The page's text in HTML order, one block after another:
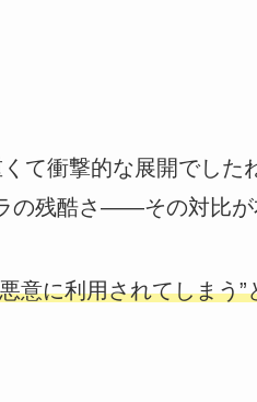
て衝撃的な展開でした
の残酷さ――その対比が
意に利用されてしまう